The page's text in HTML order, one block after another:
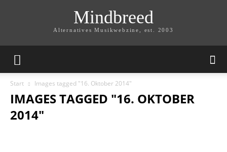
Mindbreed
Alternatives Musikwebzine, est. 2003
Start Images tagged "16. Oktober 2014"
IMAGES TAGGED "16. OKTOBER
2014"